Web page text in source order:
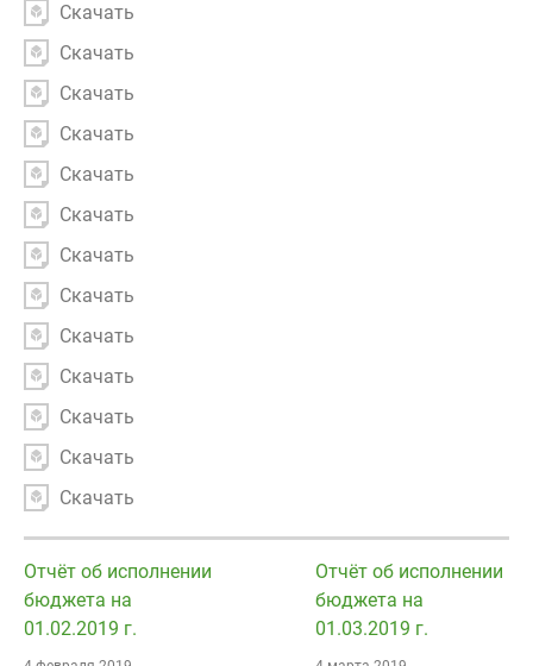
Скачать
Скачать
Скачать
Скачать
Скачать
Скачать
Скачать
Скачать
Скачать
Скачать
Скачать
Скачать
Скачать
Отчёт об исполнении
бюджета на
01.02.2019 г.
Отчёт об исполнении
бюджета на
01.03.2019 г.